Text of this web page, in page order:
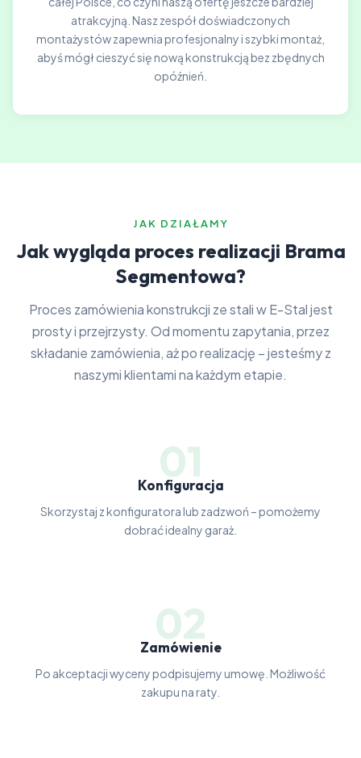
atrakcyjną. Nasz zespół doświadczonych
montażystów zapewnia profesjonalny i szybki montaż,
abyś mógł cieszyć się nową konstrukcją bez zbędnych
opóźnień.
JAK DZIAŁAMY
Jak wygląda proces realizacji Brama
Segmentowa?
Proces zamówienia konstrukcji ze stali w E-Stal jest
prosty i przejrzysty. Od momentu zapytania, przez
składanie zamówienia, aż po realizację – jesteśmy z
naszymi klientami na każdym etapie.
01
Konfiguracja
Skorzystaj z konfiguratora lub zadzwoń – pomożemy
dobrać idealny garaż.
02
Zamówienie
Po akceptacji wyceny podpisujemy umowę. Możliwość
zakupu na raty.